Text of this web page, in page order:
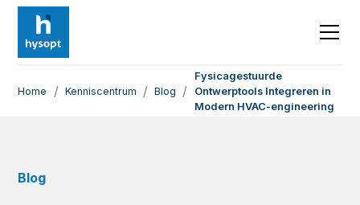
Home / Kenniscentrum / Blog /
Fysicagestuurde
Ontwerptools Integreren in
Modern HVAC-engineering
Blog